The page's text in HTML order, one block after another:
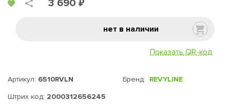
3 690 ₽
нет в наличии
Показать QR-код
Артикул: 6510RVLN
Штрих код: 2000312656245
Бренд: REVYLINE